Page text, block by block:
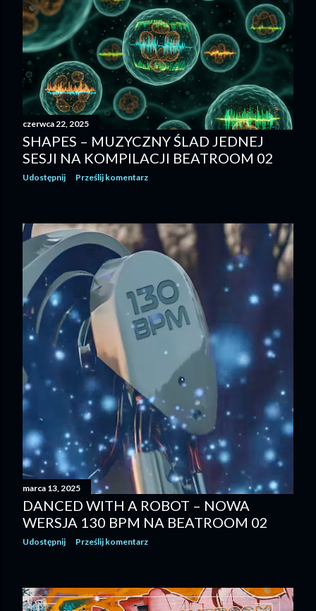
czerwca 22, 2025
SHAPES – MUZYCZNY ŚLAD JEDNEJ
SESJI NA KOMPILACJI BEATROOM 02
Udostępnij Prześlij komentarz
marca 13, 2025
DANCED WITH A ROBOT – NOWA
WERSJA 130 BPM NA BEATROOM 02
Udostępnij Prześlij komentarz